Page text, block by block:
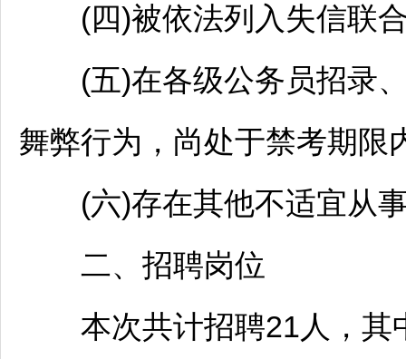
(四)被依法列入失信联合
(五)在各级公务员招录
舞弊行为，尚处于禁考期限
(六)存在其他不适宜从事
二、 招聘岗位
本次共计招聘21人，其